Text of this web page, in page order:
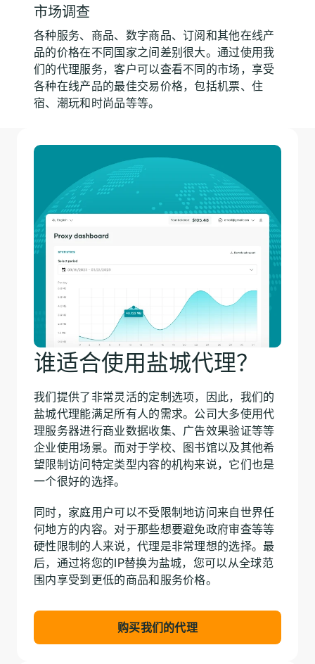
市场调查
各种服务、商品、数字商品、订阅和其他在线产
品的价格在不同国家之间差别很大。通过使用我
们的代理服务，客户可以查看不同的市场，享受
各种在线产品的最佳交易价格，包括机票、住
宿、潮玩和时尚品等等。
谁适合使用盐城代理？
我们提供了非常灵活的定制选项，因此，我们的
盐城代理能满足所有人的需求。公司大多使用代
理服务器进行商业数据收集、广告效果验证等等
企业使用场景。而对于学校、图书馆以及其他希
望限制访问特定类型内容的机构来说，它们也是
一个很好的选择。
同时，家庭用户可以不受限制地访问来自世界任
何地方的内容。对于那些想要避免政府审查等等
硬性限制的人来说，代理是非常理想的选择。最
后，通过将您的IP替换为盐城，您可以从全球范
围内享受到更低的商品和服务价格。
购买我们的代理